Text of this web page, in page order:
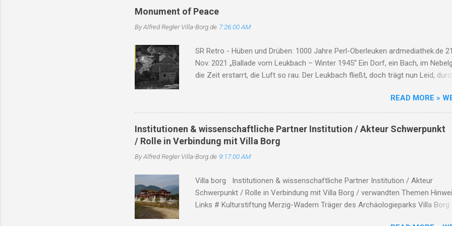
n
t
a
r
e
Monument of Peace
By Alfred ReglerVilla-Borg.de 7:26:00 AM
SR Retro - Hüben und Drüben: 1000 Jahre Perl-Oberleuken ardmediathek.de
Nov. 2021 „Ballade vom Leukbach – Winter 1945“ Ein Dorf, ein Bach, im
die Zeit erstarrt, die Luft so rau. Der Leukbach fließt, doch trägt nun Leid, durch
das Dorf zur Ruh gebracht. Oberleuken, einst so still, liegt nun in Schutt,
Will'. Die Häuser brennen, Felder leer, der Himmel weint, die Herzen schwer.
Bach, er fließt durch Asche, Stein, nimmt mit das Leid, lässt niemand allein.
Soldaten kamen, zogen fort, zurück blieb nur ein öder Ort. Der Leukbach, Zeuge
dieser Zeit, erzählt von Schmerz und Bitterkeit. Doch selbst im Dunkel, tief und
dicht, verliert der Bach sein Leuchten nicht. Er flüstert leise, Tag für Tag, von
erneut bewährt, dann blüht am Ufer, sacht und sacht, ein neues Lied – des
READ MORE »
Institutionen & wissenschaftliche Partner Institution / Akteur Schwerpunkt
/ Rolle in Verbindung mit Villa Borg
By Alfred ReglerVilla-Borg.de 9:17:00 AM
Villa borg Institutionen & wissenschaftliche Partner Institution / Akteur
Schwerpunkt / Rolle in Verbindung mit Villa Borg / verwandten Themen
Links # Kulturstiftung Merzig-Wadern Träger des Archäologieparks Villa Borg